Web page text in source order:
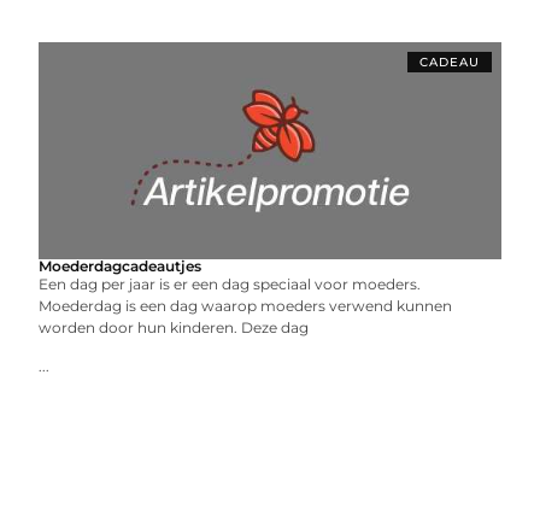
CADEAU
Moederdagcadeautjes
Een dag per jaar is er een dag speciaal voor moeders.
Moederdag is een dag waarop moeders verwend kunnen
worden door hun kinderen. Deze dag
...